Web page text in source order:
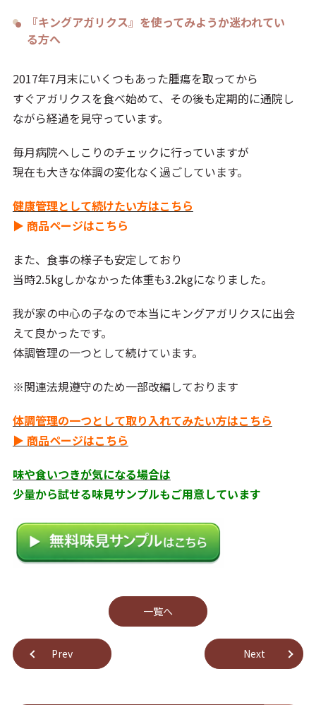
『キングアガリクス』を使ってみようか迷われてい
る方へ
2017年7月末にいくつもあった腫瘍を取ってから
すぐアガリクスを食べ始めて、その後も定期的に通院し
ながら経過を見守っています。
毎月病院へしこりのチェックに行っていますが
現在も大きな体調の変化なく過ごしています。
健康管理として続けたい方はこちら
▶ 商品ページはこちら
また、食事の様子も安定しており
当時2.5kgしかなかった体重も3.2kgになりました。
我が家の中心の子なので本当にキングアガリクスに出会
えて良かったです。
体調管理の一つとして続けています。
※関連法規遵守のため一部改編しております
体調管理の一つとして取り入れてみたい方はこちら
▶ 商品ページはこちら
味や食いつきが気になる場合は
少量から試せる味見サンプルもご用意しています
Prev
⼀覧へ
Next